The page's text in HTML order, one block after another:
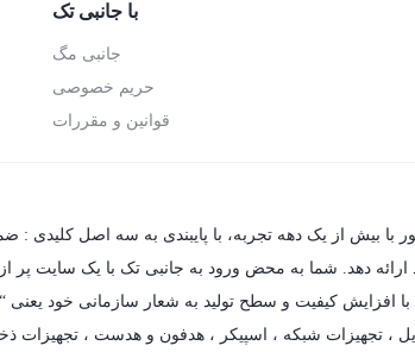
با جانبی تک
جانبی مگ
حریم خصوصی
قوانین و مقررات
با بیش از یک دهه تجربه، با پایبندی به سه اصل
ارائه دهد. شما به محض ورود به جانبی تک با یک سایت پر
با افزایش کیفیت و سطح تولید به شعار سازمانی خود
، تجهیزات شبکه ، اسپیکر ، هدفون و هدست ، تجهیزات